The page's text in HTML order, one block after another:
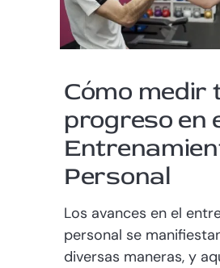
Cómo medir
progreso en
Personal
Los avances en el
personal se
diversas maneras, y